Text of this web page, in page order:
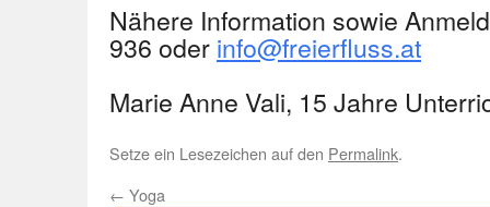
Nähere Information sowie
936 oder info@freierfluss.at
Marie Anne Vali, 15 Jahre
Setze ein Lesezeichen auf den Permalink.
← Yoga